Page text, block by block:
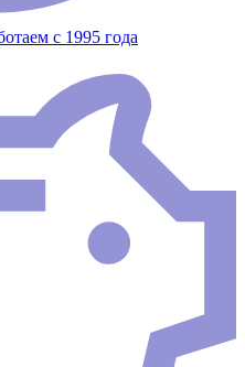
с 1995 года